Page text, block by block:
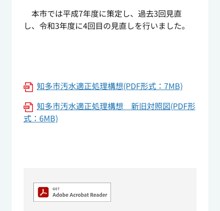
本市では平成7年度に策定し、過去3回見直
し、令和3年度に4回目の見直しを行いました。
知多市汚水適正処理構想(PDF形式：7MB)
知多市汚水適正処理構想 新旧対照図(PDF形
式：6MB)